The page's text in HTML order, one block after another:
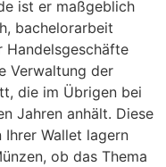
ist er maßgeblich
bachelorarbeit
Handelsgeschäfte
Verwaltung der
die im Übrigen bei
Jahren anhält. Diese
Wallet lagern
ob das Thema